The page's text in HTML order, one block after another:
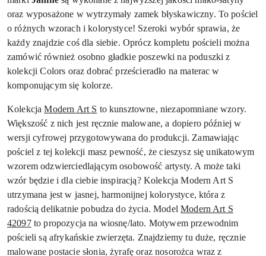
oraz wyposażone w wytrzymały zamek błyskawiczny. To pościel
o różnych wzorach i kolorystyce! Szeroki wybór sprawia, że
każdy znajdzie coś dla siebie. Oprócz kompletu pościeli można
zamówić również osobno gładkie poszewki na poduszki z
kolekcji Colors oraz dobrać prześcieradło na materac w
komponującym się kolorze.
KolekcjaModern Art S to kunsztowne, niezapomniane wzory.
Większość z nich jest ręcznie malowane, a dopiero później w
wersji cyfrowej przygotowywana do produkcji. Zamawiając
pościel z tej kolekcji masz pewność, że cieszysz się unikatowym
wzorem odzwierciedlającym osobowość artysty. A może taki
wzór będzie i dla ciebie inspiracją? Kolekcja Modern Art S
utrzymana jest w jasnej, harmonijnej kolorystyce, która z
radością delikatnie pobudza do życia. ModelModern Art S
42097to propozycja na wiosnę/lato. Motywem przewodnim
pościeli są afrykańskie zwierzęta. Znajdziemy tu duże, ręcznie
malowane postacie słonia, żyrafę oraz nosorożca wraz z